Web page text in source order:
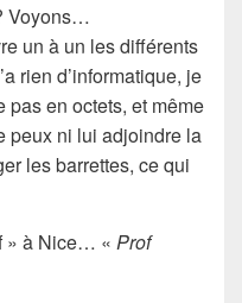
Voyons…
un à un les différents
rien d’informatique, je
pas en octets, et même
peux ni lui adjoindre la
lesbarrettes, ce qui
» à Nice… « Prof